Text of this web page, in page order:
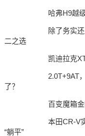
哈弗H9越
除了务实
二之选
凯迪拉克
2.0T+9AT
了？
百变魔箱
本田CR-V
“躺平”